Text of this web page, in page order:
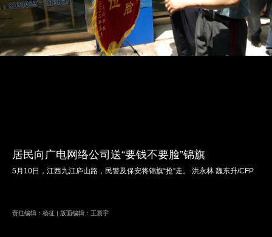
居民向广电网络公司送“要钱不要脸”锦旗
5月10日，江西九江庐山路，民警及保安将锦旗“抢”走。 洪永林 魏东升/CFP
责任编辑：杨征 | 版面编辑：王晨宇